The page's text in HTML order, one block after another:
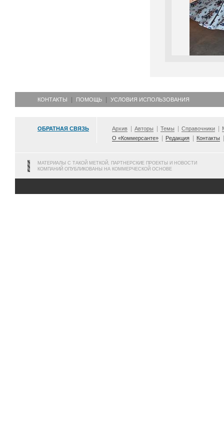
КОНТАКТЫ ПОМОЩЬ УСЛОВИЯ ИСПОЛЬЗОВАНИЯ
ОБРАТНАЯ СВЯЗЬ Архив Авторы Темы Справочники
О «Коммерсанте»
Редакция Контакты
МАТЕРИАЛЫ С ТАКОЙ МЕТКОЙ, ПАРТНЕРСКИЕ ПРОЕКТЫ И НОВОСТИ
КОМПАНИЙ ОПУБЛИКОВАНЫ НА КОММЕРЧЕСКОЙ ОСНОВЕ